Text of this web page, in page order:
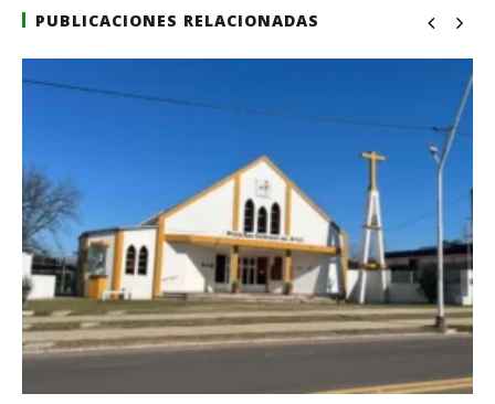
PUBLICACIONES RELACIONADAS